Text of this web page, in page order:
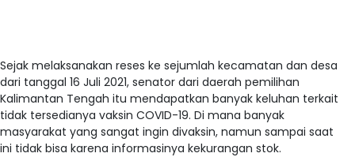
Sejak melaksanakan reses ke sejumlah kecamatan dan desa
dari tanggal 16 Juli 2021, senator dari daerah pemilihan
Kalimantan Tengah itu mendapatkan banyak keluhan terkait
tidak tersedianya vaksin COVID-19. Di mana banyak
masyarakat yang sangat ingin divaksin, namun sampai saat
ini tidak bisa karena informasinya kekurangan stok.